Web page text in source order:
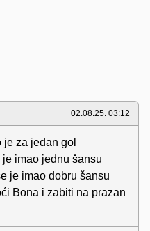
02.08.25. 03:12
za jedan gol
imao jednu šansu
je imao dobru šansu
Bona i zabiti na prazan